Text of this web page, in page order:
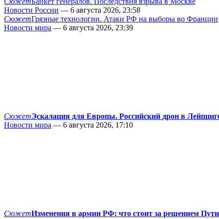
Новости России — 6 августа 2026, 23:58
СюжетГрязные технологии. Атаки РФ на выборы во Франции
Новости мира — 6 августа 2026, 23:39
СюжетЭскалация для Европы. Российский дрон в
Новости мира — 6 августа 2026, 17:10
СюжетИзменения в армии РФ: что стоит за решением